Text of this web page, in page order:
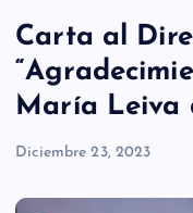
Carta al
María Leiva
Diciembre 23, 2023